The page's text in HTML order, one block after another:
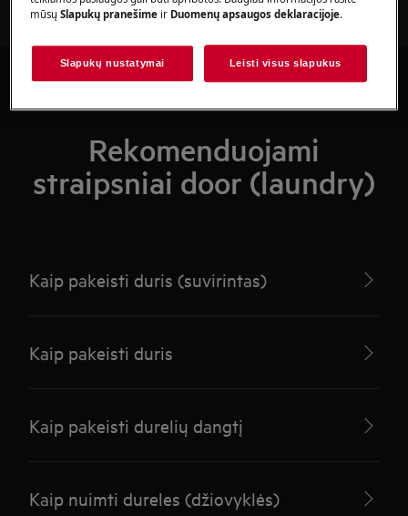
Rekomenduojami
straipsniai door (laundry)
Kaip pakeisti duris (suvirintas)
Kaip pakeisti duris
Kaip pakeisti durelių dangtį
Kaip nuimti dureles (džiovyklės)
mūsųSlapukų pranešime ir Duomenų apsaugos deklaracijoje.
Slapukų nustatymai Leisti visus slapukus